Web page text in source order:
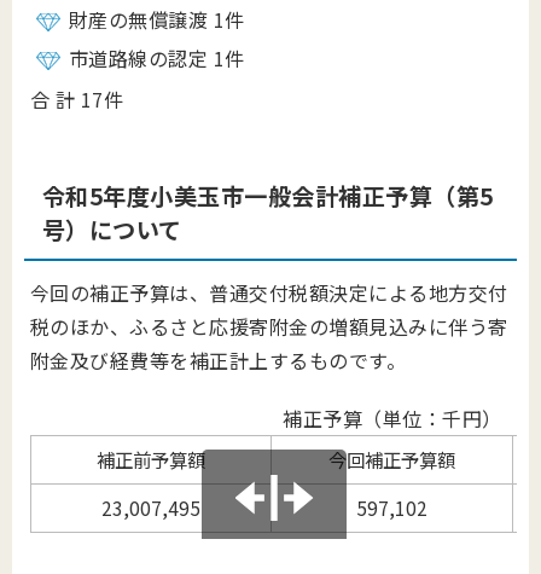
財産の無償譲渡 1件
市道路線の認定 1件
合 計 17件
令和5年度小美玉市一般会計補正予算（第5
号）について
今回の補正予算は、普通交付税額決定による地方交付
税のほか、ふるさと応援寄附金の増額見込みに伴う寄
附金及び経費等を補正計上するものです。
補正予算（単位：千円）
補正前予算額
今回補正予算額
23,007,495
597,102